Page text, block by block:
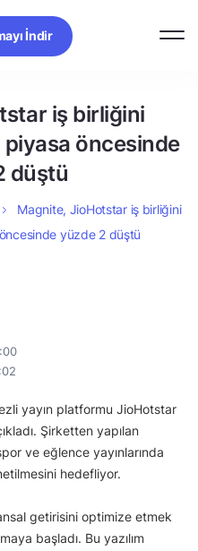
İndir
iş birliğini
öncesinde
düştü
Magnite, JioHotstar iş birliğini
yüzde 2 düştü
yayın platformu JioHotstar
Şirketten yapılan
ve eğlence yayınlarında
hedefliyor.
getirisini optimize etmek
başladı. Bu yazılım